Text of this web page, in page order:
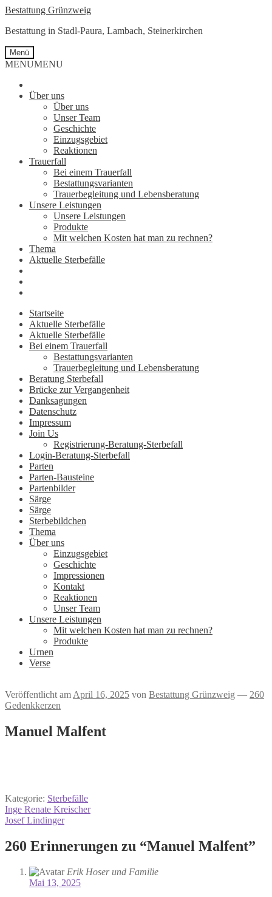
Zur
springen
Springe
Inhalt
Bestattung Grünzweig
Bestattung in Stadl-Paura, Lambach, Steinerkirchen
Menü
MENUMENU
Über uns
Über uns
Unser Team
Geschichte
Einzugsgebiet
Reaktionen
Trauerfall
Bei einem Trauerfall
Bestattungsvarianten
Trauerbegleitung und Lebensberatung
Unsere Leistungen
Unsere Leistungen
Produkte
Mit welchen Kosten hat man zu rechnen?
Thema
Aktuelle Sterbefälle
Startseite
Aktuelle Sterbefälle
Aktuelle Sterbefälle
Bei einem Trauerfall
Bestattungsvarianten
Trauerbegleitung und Lebensberatung
Beratung Sterbefall
Brücke zur Vergangenheit
Danksagungen
Datenschutz
Impressum
Join Us
Registrierung-Beratung-Sterbefall
Login-Beratung-Sterbefall
Parten
Parten-Bausteine
Partenbilder
Särge
Särge
Sterbebildchen
Thema
Über uns
Einzugsgebiet
Geschichte
Impressionen
Kontakt
Reaktionen
Unser Team
Unsere Leistungen
Mit welchen Kosten hat man zu rechnen?
Produkte
Urnen
Verse
Veröffentlicht am April 16, 2025 von Bestattung Grünzweig — 260
Gedenkkerzen
Manuel Malfent
Kategorie: Sterbefälle
Beitrags-
Navigation
Vorheriger
Beitrag:
Inge Renate Kreischer
Nächster
Josef Lindinger
260 Erinnerungen zu “Manuel Malfent”
Erik Hoser und Familie
Mai 13, 2025